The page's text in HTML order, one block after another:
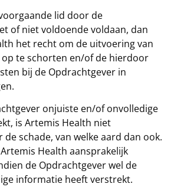
lid door de
of niet voldoende voldaan, dan
het recht om de uitvoering van
te schorten en/of de hierdoor
bij de Opdrachtgever in
onjuiste en/of onvolledige
is Artemis Health niet
schade, van welke aard dan ook.
Health aansprakelijk
de Opdrachtgever wel de
informatie heeft verstrekt.